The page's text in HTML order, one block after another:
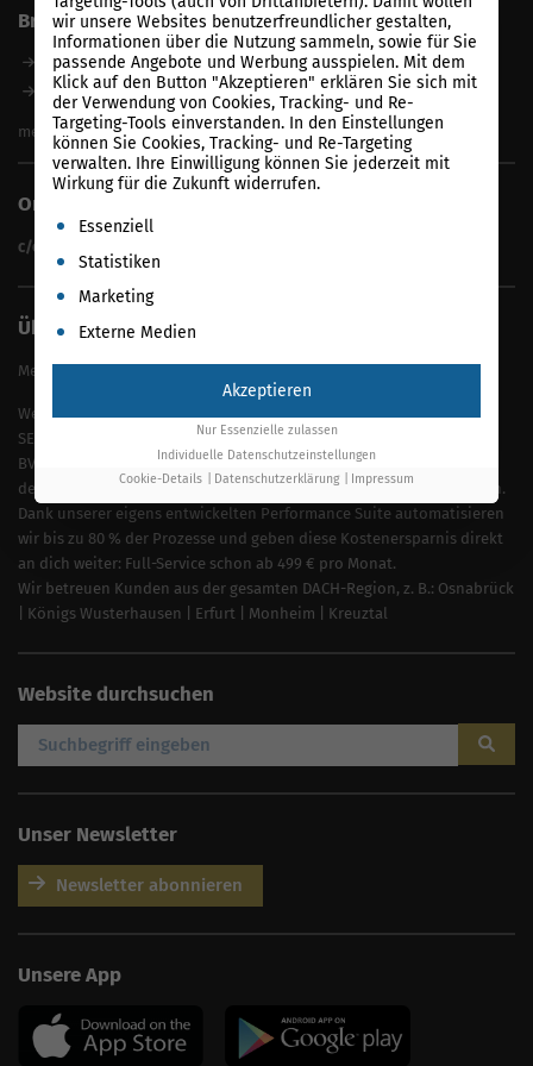
SEO für Anwälte & Kanzleien
SEO für Fitness
SEO für Architekten
Alle Branchen
Branchen
SEO für Onlineshops
SEO für IT Unternehmen
SEO für Versicherungsmakler
SEO für Fotografen
SEO für Kfz-Services
SEO für Umzugsunternehmen
mehr anzeigen
Online Solutions Group GmbH
c/o Unicorn | Rosenheimer Straße 116 | 81669 München
Über uns
Mehr Sichtbarkeit. Weniger Kosten. Echte Ergebnisse.
Wenn es ums Gefundenwerden geht, sind wir deine Profis – egal ob
SEO, Google Ads oder KI-Suchen wie ChatGPT und Perplexity. Als
BVDW-zertifizierte Agentur mit über 17 Jahren Erfahrung bringen wir
dein Unternehmen genau dort nach vorne, wo deine Kunden suchen.
Dank unserer eigens entwickelten Performance Suite automatisieren
wir bis zu 80 % der Prozesse und geben diese Kostenersparnis direkt
an dich weiter: Full-Service schon ab 499 € pro Monat.
Wir betreuen Kunden aus der gesamten DACH-Region, z. B.: Osnabrück
Königs Wusterhausen Erfurt Monheim Kreuztal
Website durchsuchen
Unser Newsletter
Newsletter abonnieren
Unsere App
wir unsere Websites benutzerfreundlicher gestalten,
Informationen über die Nutzung sammeln, sowie für Sie
passende Angebote und Werbung ausspielen. Mit dem
Klick auf den Button "Akzeptieren" erklären Sie sich mit
der Verwendung von Cookies, Tracking- und Re-
Targeting-Tools einverstanden. In den Einstellungen
können Sie Cookies, Tracking- und Re-Targeting
verwalten. Ihre Einwilligung können Sie jederzeit mit
Wirkung für die Zukunft widerrufen.
Es folgt eine Liste der Service-Gruppen, für die eine
Essenziell
Statistiken
Marketing
Externe Medien
Akzeptieren
Nur Essenzielle zulassen
Individuelle Datenschutzeinstellungen
Cookie-Details
Datenschutzerklärung Impressum
Wie kann ich dir helfen?